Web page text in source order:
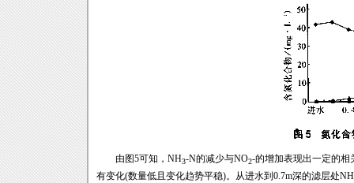
由图5可知，NH3-N的减少与NO2-的增加表现出一定的相
有变化(数量低且变化趋势平稳)。从进水到0.7m深的滤层处NH